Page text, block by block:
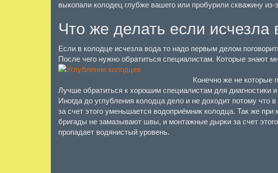
выкопали колодец глубже вашего или пробурили скважину
Что же делать если исчезла
Если в колодце исчезла вода то надо первым делом
После чего нужно обратиться специалистам. Которые знают
Конечно же не которые
Лучше обратиться к хорошим специалистам для диагностики и
Иногда до углубления колодца дело и не доходит потому что
за счет этого уменьшается водоприёмник колодца. Так же
бригады не замазывают швы, и монтажные дырки за счет
пропадает водянистый уровень.